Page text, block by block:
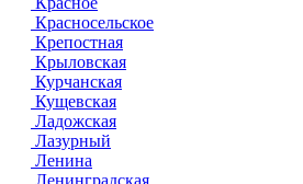
Красносельское
Крепостная
Крыловская
Курчанская
Кущевская
Ладожская
Лазурный
Ленина
Ленинградская